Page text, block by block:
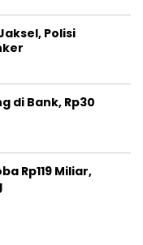
Polisi
di Bank, Rp30
Rp119 Miliar,